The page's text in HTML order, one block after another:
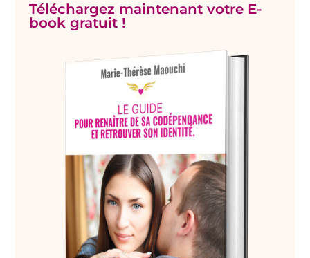
Téléchargez maintenant votre E-
book gratuit !